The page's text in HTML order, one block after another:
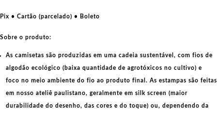
de
os
quantidade
Pix • Cartão (parcelado) • Boleto
Sobre o produto:
As camisetas são produzidas em uma cadeia sustentável, com fios de
algodão ecológico (baixa quantidade de agrotóxicos no cultivo) e
foco no meio ambiente do fio ao produto final. As estampas são feitas
em nosso ateliê paulistano, geralmente em silk screen (maior
durabilidade do desenho, das cores e do toque) ou, dependendo da